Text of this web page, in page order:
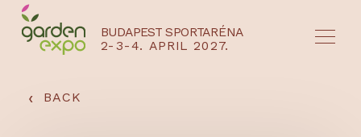
BUDAPEST SPORTARÉNA
2-3-4. APRIL 2027.
‹ BACK